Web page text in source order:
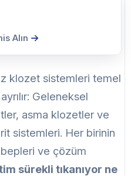
Alın
klozet sistemleri temel
Geleneksel
asma klozetler ve
sistemleri. Her birinin
ve çözüm
sürekli tıkanıyor ne